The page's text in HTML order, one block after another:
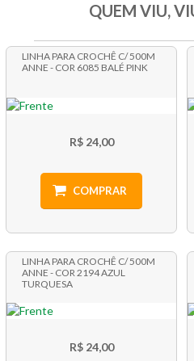
QUEM VIU,
LINHA PARA CROCHÊ C/ 500M
ANNE - COR 6085 BALÉ PINK
R$ 24,00
COMPRAR
LINHA PARA CROCHÊ C/ 500M
ANNE - COR 2194 AZUL
TURQUESA
R$ 24,00